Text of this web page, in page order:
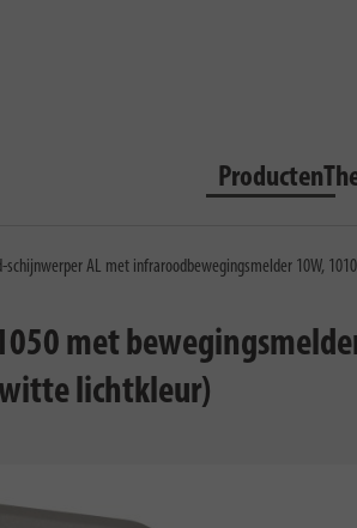
Producten
schijnwerper AL met infraroodbewegingsmelder 10W,
met
lichtkleur)